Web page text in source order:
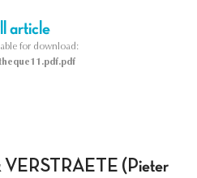
article
for download:
(Pieter